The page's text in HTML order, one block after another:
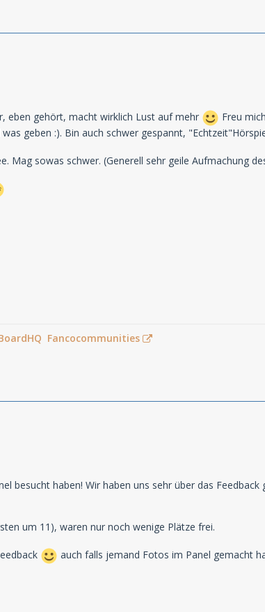
eben gehört, macht wirklich Lust auf mehr
Freu
geben :). Bin auch schwer gespannt,
Mag sowas schwer. (Generell sehr geile Aufmachung
Fancocommunities
besucht haben! Wir haben uns sehr über das
um 11), waren nur noch wenige Plätze frei.
auch falls jemand Fotos im Panel gemacht